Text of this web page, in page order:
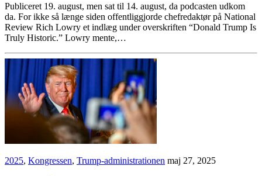
Publiceret 19. august, men sat til 14. august, da podcasten udkom
da. For ikke så længe siden offentliggjorde chefredaktør på National
Review Rich Lowry et indlæg under overskriften “Donald Trump Is
Truly Historic.” Lowry mente,…
2025, Kongressen, Trump-administrationen maj 27, 2025